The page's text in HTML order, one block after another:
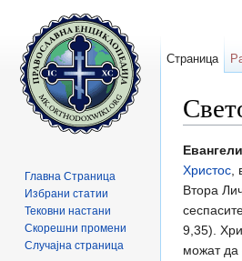
Христос,
Втора
9,35).
можат да
Страница
Главна Страница
Избрани статии
Тековни настани
Скорешни промени
Случајна страница